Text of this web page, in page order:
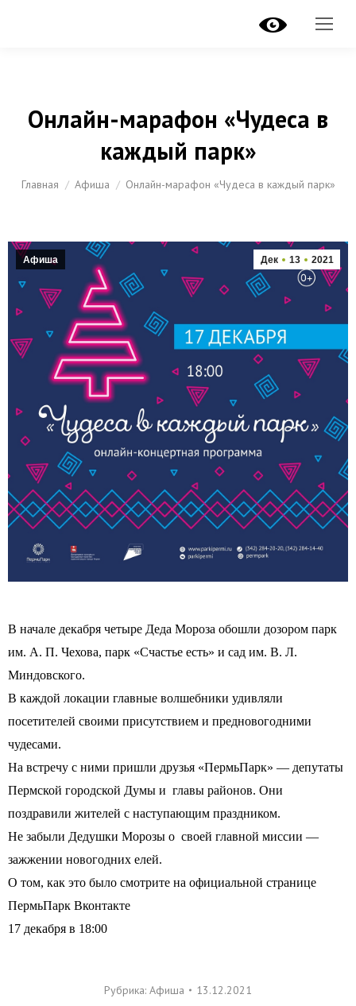
Онлайн-марафон «Чудеса в
каждый парк»
Вы здесь:
Главная Афиша Онлайн-марафон «Чудеса в каждый парк»
Дек 13 2021
Афиша
В начале декабря четыре Деда Мороза обошли дозором парк
им. А. П. Чехова, парк «Счастье есть» и сад им. В. Л.
Миндовского.
В каждой локации главные волшебники удивляли
посетителей своими присутствием и предновогодними
чудесами.
На встречу с ними пришли друзья «ПермьПарк» — депутаты
Пермской городской Думы и главы районов. Они
поздравили жителей с наступающим праздником.
Не забыли Дедушки Морозы о своей главной миссии —
зажжении новогодних елей.
О том, как это было смотрите на официальной странице
ПермьПарк Вконтакте
17 декабря в 18:00
Рубрика: Афиша 13.12.2021